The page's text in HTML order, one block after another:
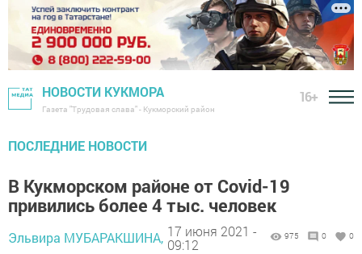
НОВОСТИ КУКМОРА
Газета "Трудовая слава" - Кукморский район
16+
ПОСЛЕДНИЕ НОВОСТИ
В Кукморском районе от Covid-19
привились более 4 тыс. человек
Эльвира МУБАРАКШИНА, 17 июня 2021 -
09:12
975 0 0